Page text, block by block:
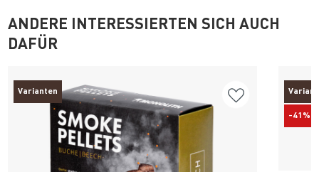
ANDERE INTERESSIERTEN SICH AUCH
DAFÜR
Varianten
-41%